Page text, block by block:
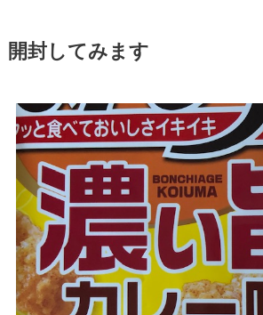
開封してみます